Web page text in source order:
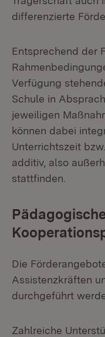
differenzierte
Entsprechend der
Verfügung
Schule in
jeweiligen
können dabei
Unterrichtszeit
additiv, also
stattfinden.
Die
Assistenzkräften
durchgeführt
Zahlreiche